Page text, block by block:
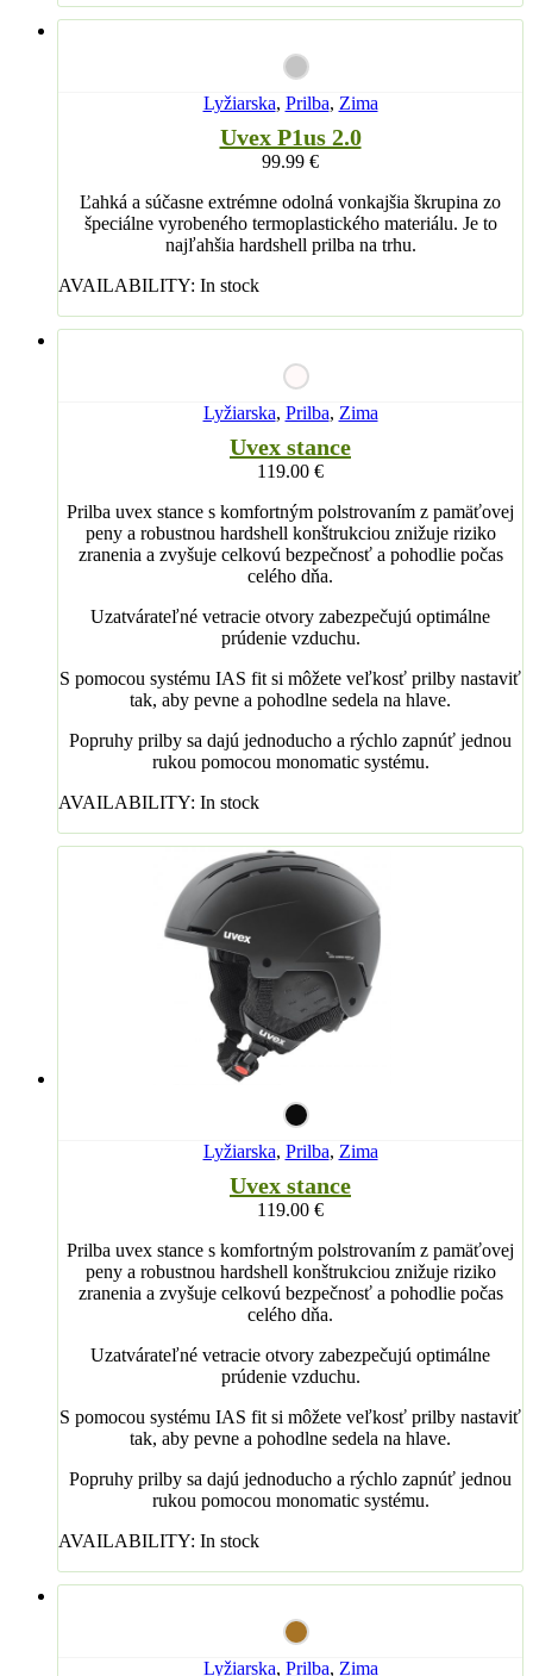
Lyžiarska, Prilba, Zima
Uvex P1us 2.0
99.99 €
Ľahká a súčasne extrémne odolná vonkajšia škrupina zo
špeciálne vyrobeného termoplastického materiálu. Je to
najľahšia hardshell prilba na trhu.
AVAILABILITY: In stock
Lyžiarska, Prilba, Zima
Uvex stance
119.00 €
Prilba uvex stance s komfortným polstrovaním z pamäťovej
peny a robustnou hardshell konštrukciou znižuje riziko
zranenia a zvyšuje celkovú bezpečnosť a pohodlie počas
celého dňa.
Uzatvárateľné vetracie otvory zabezpečujú optimálne
prúdenie vzduchu.
S pomocou systému IAS fit si môžete veľkosť prilby nastaviť
tak, aby pevne a pohodlne sedela na hlave.
Popruhy prilby sa dajú jednoducho a rýchlo zapnúť jednou
rukou pomocou monomatic systému.
AVAILABILITY: In stock
Lyžiarska, Prilba, Zima
Uvex stance
119.00 €
Prilba uvex stance s komfortným polstrovaním z pamäťovej
peny a robustnou hardshell konštrukciou znižuje riziko
zranenia a zvyšuje celkovú bezpečnosť a pohodlie počas
celého dňa.
Uzatvárateľné vetracie otvory zabezpečujú optimálne
prúdenie vzduchu.
S pomocou systému IAS fit si môžete veľkosť prilby nastaviť
tak, aby pevne a pohodlne sedela na hlave.
Popruhy prilby sa dajú jednoducho a rýchlo zapnúť jednou
rukou pomocou monomatic systému.
AVAILABILITY: In stock
Lyžiarska, Prilba, Zima